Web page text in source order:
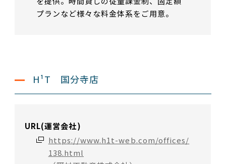
プランなど様々な料金体系をご用意。
H¹T 国分寺店
URL(運営会社)
https://www.h1t-web.com/offices/
138.html